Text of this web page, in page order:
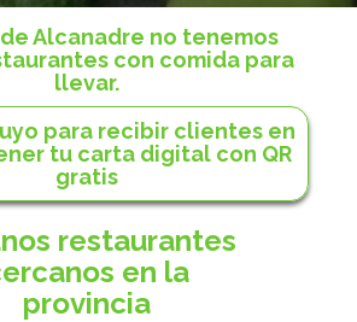
de Alcanadre no tenemos
con comida para
llevar.
para recibir clientes en
tu carta digital con QR
gratis
restaurantes
en la
provincia